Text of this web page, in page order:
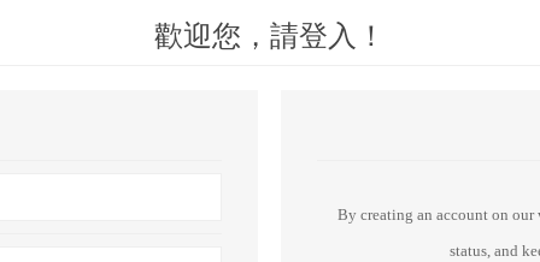
歡迎您，請登入！
By creating an account on our
status, and